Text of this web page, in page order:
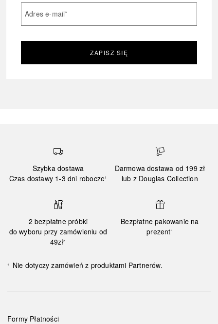
Adres e-mail*
ZAPISZ SIĘ
Szybka dostawa
Czas dostawy 1-3 dni robocze¹
Darmowa dostawa od 199 zł
lub z Douglas Collection
2 bezpłatne próbki
do wyboru przy zamówieniu od
49zł¹
Bezpłatne pakowanie na
prezent¹
¹ Nie dotyczy zamówień z produktami Partnerów.
Formy Płatności